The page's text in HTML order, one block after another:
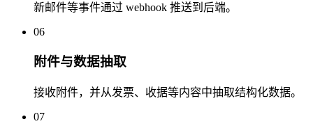
新邮件等事件通过 webhook 推送到后端。
06
附件与数据抽取
接收附件，并从发票、收据等内容中抽取结构化数据。
07